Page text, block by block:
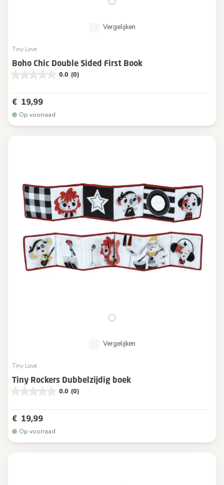
Vergelijken
Tiny Love
Boho Chic Double Sided First Book
0.0 (0)
€ 19,99
Op voorraad
Vergelijken
Tiny Love
Tiny Rockers Dubbelzijdig boek
0.0 (0)
€ 19,99
Op voorraad